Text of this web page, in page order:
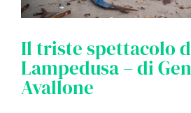
Il triste spettacolo
Lampedusa – di
Avallone